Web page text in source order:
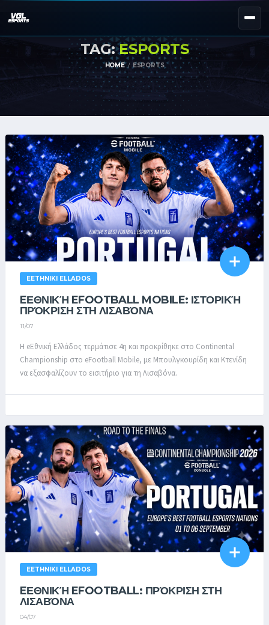
NEXT EVENT — REGISTER NOW
eKypello Elladas
EAFC27
REGISTER →
TOURNAMENTS eNATIONAL
eKYPELLO UNILEAGUE
NEWS ABOUT
JOIN OUR DISCORD
EL EN
TAG:ESPORTS
HOME ESPORTS
EETHNIKI ELLADOS
EΕΘΝΙΚΉ EFOOTBALL MOBILE: ΙΣΤΟΡΙΚΉ
ΠΡΌΚΡΙΣΗ ΣΤΗ ΛΙΣΑΒΌΝΑ
11/07
Η eΕθνική Ελλάδος τερμάτισε 4η και προκρίθηκε στο Continental
Championship στο eFootball Mobile, με Μπουλγκουρίδη και Κτενίδη
να εξασφαλίζουν το εισιτήριο για τη Λισαβόνα.
EETHNIKI ELLADOS
EΕΘΝΙΚΉ EFOOTBALL: ΠΡΌΚΡΙΣΗ ΣΤΗ
ΛΙΣΑΒΌΝΑ
04/07